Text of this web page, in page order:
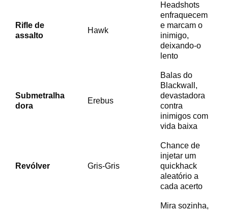
Rifle de
assalto
Hawk
Headshots
enfraquecem
e marcam o
inimigo,
deixando-o
lento
Submetralha
dora
Erebus
Balas do
Blackwall,
devastadora
contra
inimigos com
vida baixa
Revólver Gris-Gris
Chance de
injetar um
quickhack
aleatório a
cada acerto
Mira sozinha,